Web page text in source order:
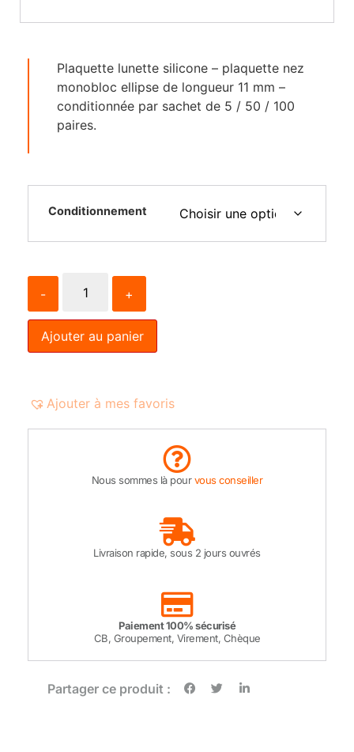
Plaquette lunette silicone – plaquette nez
monobloc ellipse de longueur 11 mm –
conditionnée par sachet de 5 / 50 / 100
paires.
Conditionnement
- +
Ajouter au panier
Ajouter à mes favoris
Nous sommes là pourvous conseiller
Livraison rapide, sous 2 jours ouvrés
Paiement 100% sécurisé
CB, Groupement, Virement, Chèque
Partager ce produit :